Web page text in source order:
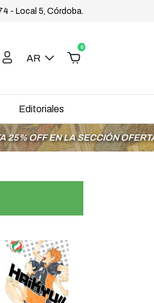
- Local 5, Córdoba.
AR
0
Editoriales
OFERTAS ENVÍOS A